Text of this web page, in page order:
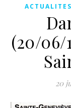
ACTUALITES
(20/06/
20